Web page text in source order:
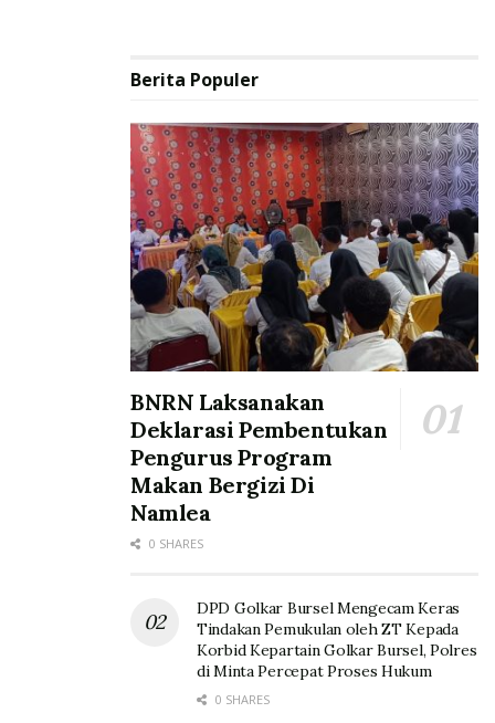
Berita Populer
BNRN Laksanakan
Deklarasi Pembentukan
Pengurus Program
Makan Bergizi Di
Namlea
0 SHARES
DPD Golkar Bursel Mengecam Keras
Tindakan Pemukulan oleh ZT Kepada
Korbid Kepartain Golkar Bursel, Polres
di Minta Percepat Proses Hukum
0 SHARES